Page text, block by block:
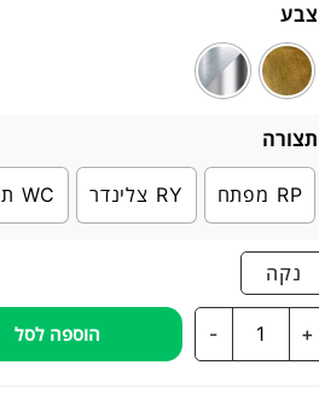
צבע
תצורה
RP מפתח RY צלינדר WC תפוס/פנוי
נקה
+
- הוספה לסל